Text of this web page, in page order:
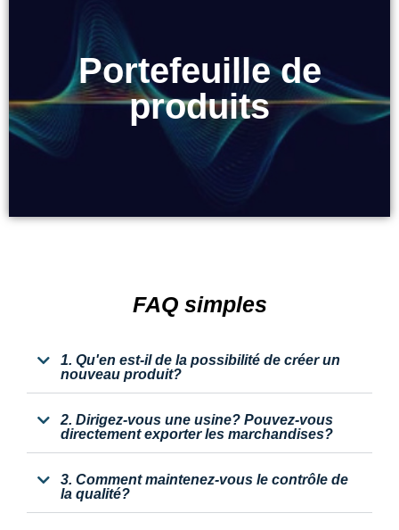
Portefeuille de
produits
Portefeuille de
produits
FAQ simples
1. Qu'en est-il de la possibilité de créer un
nouveau produit?
2. Dirigez-vous une usine? Pouvez-vous
directement exporter les marchandises?
3. Comment maintenez-vous le contrôle de
la qualité?